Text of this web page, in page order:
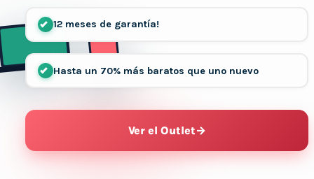
12 meses de garantía!
Hasta un 70% más baratos que uno nuevo
Ver el Outlet→